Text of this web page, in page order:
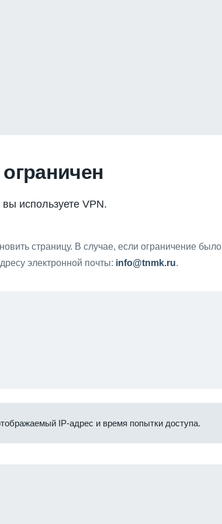
используете VPN.
страницу. В случае, если ограничение было
электронной почты: info@tnmk.ru.
IP-адрес и время попытки доступа.